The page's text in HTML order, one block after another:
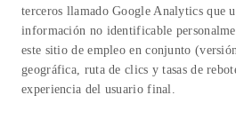
terceros llamado Google Analytics que
información no identificable
este sitio de empleo en conjunto
geográfica, ruta de clics y tasas de
experiencia del usuario final.